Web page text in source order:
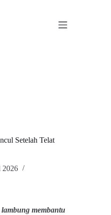
Setelah Telat
2026
membantu